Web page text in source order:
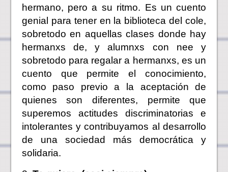
hermano, pero a su ritmo. Es un cuento
genial para tener en la biblioteca del cole,
sobretodo en aquellas clases donde hay
hermanxs de, y alumnxs con nee y
sobretodo para regalar a hermanxs, es un
cuento que permite e l conocimiento,
como paso previo a la aceptación de
quienes son diferentes, permite que
superemos actitudes discriminatorias e
intolerantes y contribuyamos al desarrollo
de una sociedad más democrática y
solidaria.